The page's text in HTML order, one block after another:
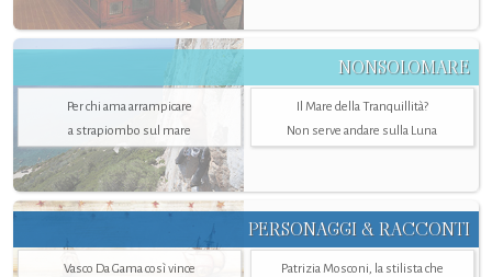
NONSOLOMARE
Per chi ama arrampicare
a strapiombo sul mare
Il Mare della Tranquillità?
Non serve andare sulla Luna
PERSONAGGI & RACCONTI
Vasco Da Gama così vince
Patrizia Mosconi, la stilista che